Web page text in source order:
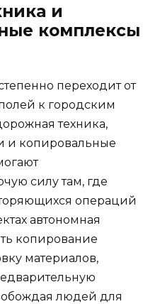
и
комплексы
переходит от
к городским
техника,
и копировальные
силу там, где
операций
автономная
копирование
материалов,
людей для